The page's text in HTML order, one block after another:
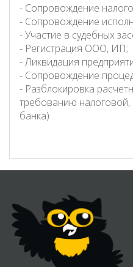
- Сопровождение
- Сопровождение
- Участие в судебных
- Регистрация ООО, ИП;
- Ликвидация
- Сопровождение
- Разблокировка
требованию
банка)